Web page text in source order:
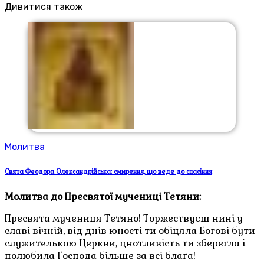
Дивитися також
Молитва
Свята Феодора Олександрійська: смирення, що веде до спасіння
Молитва до Пресвятої мучениці Тетяни:
Пресвята мучениця Тетяно! Торжествуєш нині у
славі вічній, від днів юності ти обіцяла Богові бути
служителькою Церкви, цнотливість ти зберегла і
полюбила Господа більше за всі блага!